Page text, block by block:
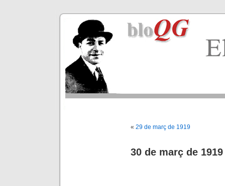
« 29 de març de 1919
30 de març de 1919